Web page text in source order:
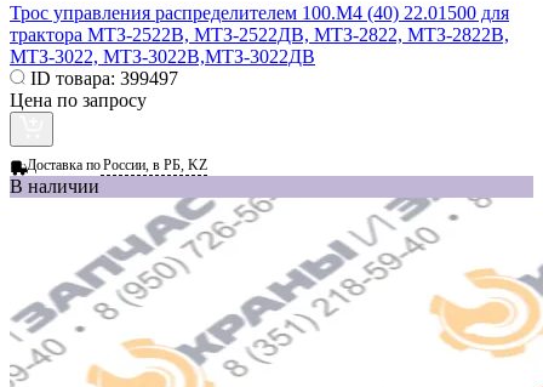
Трос управления распределителем 100.М4 (40) 22.01500 для
трактора МТЗ-2522В, МТЗ-2522ДВ, МТЗ-2822, МТЗ-2822В,
МТЗ-3022, МТЗ-3022В,МТЗ-3022ДВ
ID товара: 399497
Цена по запросу
Доставка поРоссии, в РБ, KZ
В наличии